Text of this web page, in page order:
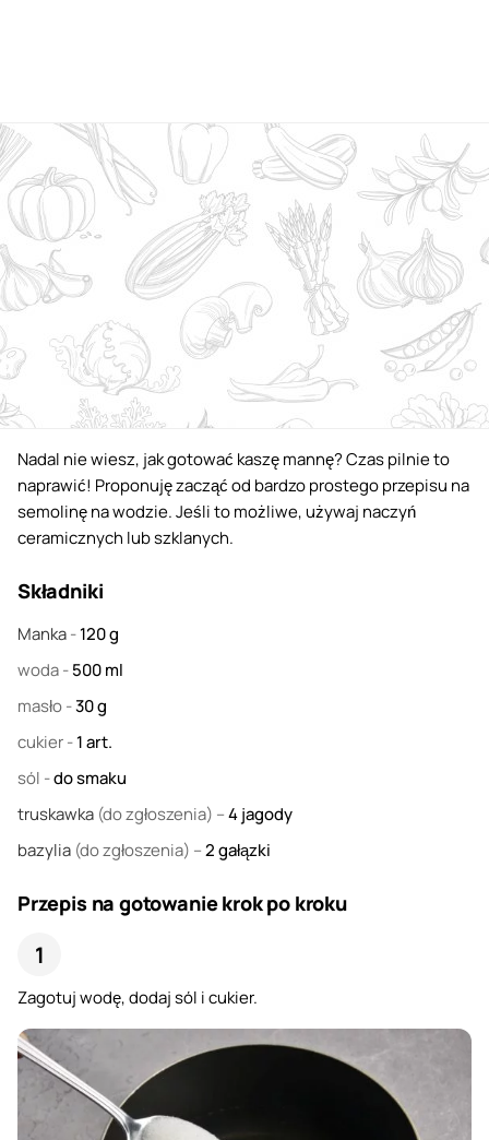
Nadal nie wiesz, jak gotować kaszę mannę? Czas pilnie to
naprawić! Proponuję zacząć od bardzo prostego przepisu na
semolinę na wodzie. Jeśli to możliwe, używaj naczyń
ceramicznych lub szklanych.
Składniki
Manka-120g
woda-500ml
masło-30g
cukier-1art.
sól -do smaku
truskawka (do zgłoszenia) –4jagody
bazylia (do zgłoszenia) –2gałązki
Przepis na gotowanie krok po kroku
Zagotuj wodę, dodaj sól i cukier.